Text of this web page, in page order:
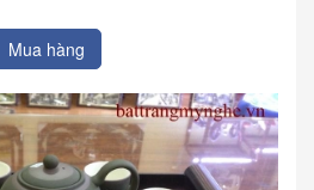
Mua hàng